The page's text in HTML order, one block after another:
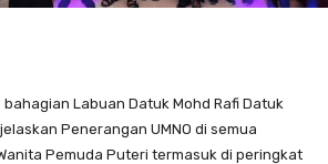
bahagian Labuan Datuk Mohd Rafi Datuk
Penerangan UMNO di semua
Pemuda Puteri termasuk di peringkat